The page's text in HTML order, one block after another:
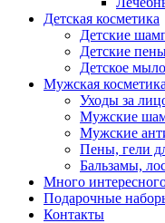
Детская косметика
Детские
Детские
Детское мыло
Мужская косметика
Уходы за
Мужские
Мужские
Пены, гели
Бальзамы,
Много
Подарочные
Контакты